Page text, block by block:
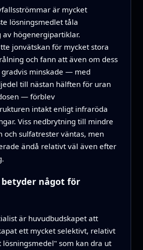
är mycket
lösningsmedlet tåla
högenergipartiklar.
jonvätskan för mycket stora
och fann att även om dess
minskade — med
till nästan hälften för uran
— förblev
intakt enligt infraröda
Viss nedbrytning till mindre
och sulfatrester väntas, men
ändå relativt väl även efter
något för
är huvudbudskapet att
ett mycket selektivt, relativt
lösningsmedel" som kan dra ut